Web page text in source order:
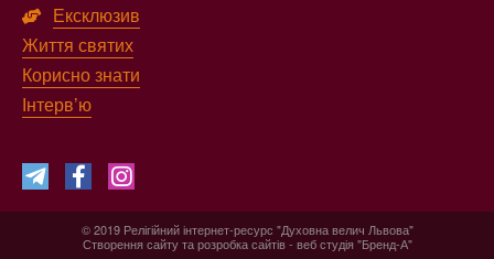
Ексклюзив
Життя святих
Корисно знати
Інтерв’ю
© 2019 Релігійний інтернет-ресурс "Духовна велич Львова"
Створення сайтутарозробка сайтів- веб студія "Бренд-А"